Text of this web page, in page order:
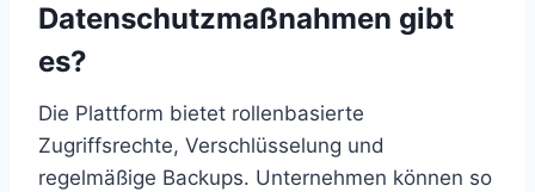
Datenschutzmaßnahmen gibt
es?
Die Plattform bietet rollenbasierte
Zugriffsrechte, Verschlüsselung und
regelmäßige Backups. Unternehmen können so